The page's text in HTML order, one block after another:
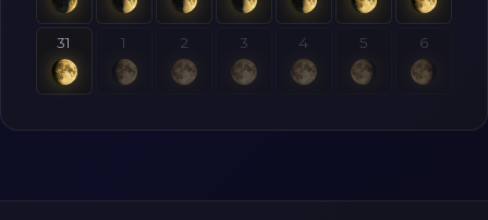
31 1 2 3 4 5 6